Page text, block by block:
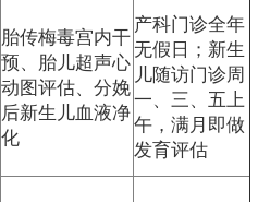
胎传梅毒宫内干
预、胎儿超声心
动图评估、分娩
后新生儿血液净
化
产科门诊全年
无假日；新生
儿随访门诊周
一、三、五上
午，满月即做
发育评估